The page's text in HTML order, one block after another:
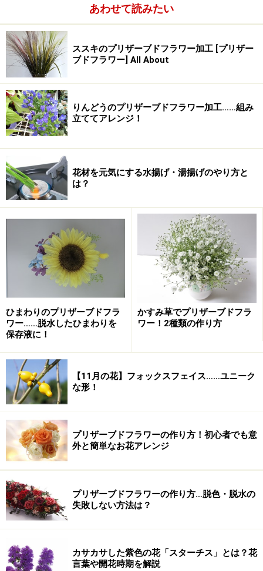
**薬用ハーブ「キンセンカ」**
古くから馴染みのある花「キンセンカ」、別名「カレン
デュラ」。庭や畑でよく見かける花ですが、仏花として
のイメージが強い花であるためか、花言葉には悲しみや
別れを連想させるものが多いようですね。日本には江戸
時代に中国から伝えられたといわれており、薬用植物だ
ったのを観賞用に品種改良されたとされています。
名前の由来ですが、和名の「金盞花」は金の杯を意味し
ているそうで、見た目確かに金杯のようですね。また、
どの月でも見られる花ということでカレンダーの意味の
語源から「カレンデュラ」とついたとされているそうで
すよ。
また、ヨーロッパでは古くからハーブとして食用や薬用
として使われていたり、染料としても利用していたそう
るとされ、広く使われており、現在もハーブやアロマの
精油として利用されていますよね。
あわせて読みたい
ススキのプリザーブドフラワー加工 [プリザー
ブドフラワー] All About
りんどうのプリザーブドフラワー加工……組み
立ててアレンジ！
花材を元気にする水揚げ・湯揚げのやり方と
は？
ひまわりのプリザーブドフラ
ワー……脱水したひまわりを
保存液に！
かすみ草でプリザーブドフラ
ワー！2種類の作り方
【11月の花】フォックスフェイス……ユニーク
な形！
プリザーブドフラワーの作り方！初心者でも意
外と簡単なお花アレンジ
プリザーブドフラワーの作り方…脱色・脱水の
失敗しない方法は？
カサカサした紫色の花「スターチス」とは？花
言葉や開花時期を解説